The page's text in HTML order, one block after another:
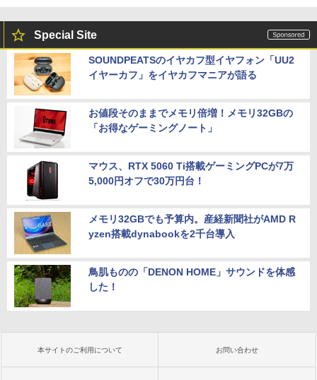
Special Site
SOUNDPEATSのイヤカフ型イヤフォン「UU2
イヤーカフ」をイヤカフマニアが語る
お値段そのままでメモリ倍増！メモリ32GBの
「お得なゲーミングノート」
マウス、RTX 5060 Ti搭載ゲーミングPCが7万
5,000円オフで30万円台！
メモリ32GBでも予算内。産経新聞社がAMD R
yzen搭載dynabookを2千台導入
鳥肌ものの「DENON HOME」サウンドを体感
した！
本サイトのご利用について お問い合わせ